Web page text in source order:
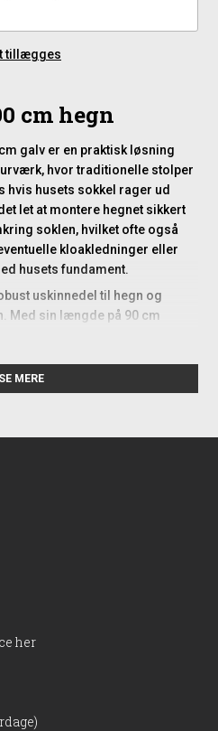
tillægges
cm hegn
galv er en praktisk løsning
hvor traditionelle stolper
hvis husets sokkel rager ud
let at montere hegnet sikkert
soklen, hvilket ofte også
kloakledninger eller
husets fundament.
uskinnedel til hegn og
Med sin længde på 90 cm
SE MERE
her